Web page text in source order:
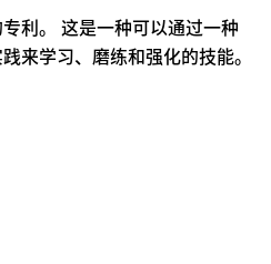
利。 这是一种可以通过一种
来学习、磨练和强化的技能。